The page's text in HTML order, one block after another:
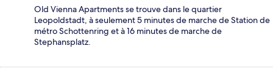
Old Vienna Apartments se trouve dans le quartier
Leopoldstadt, à seulement 5 minutes de marche de Station de
métro Schottenring et à 16 minutes de marche de
Stephansplatz.